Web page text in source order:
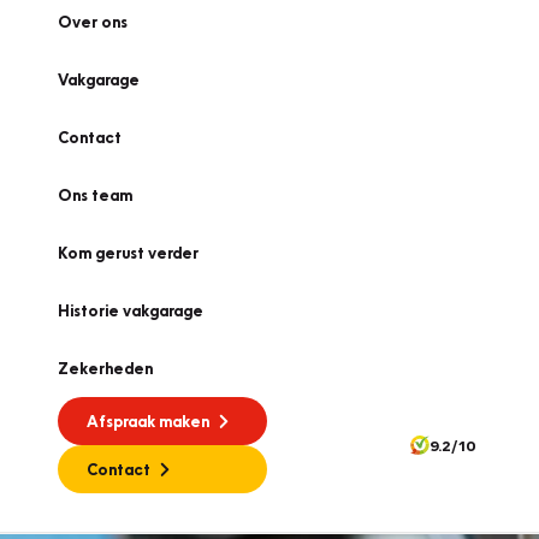
Over ons
Vakgarage
Contact
Ons team
Kom gerust verder
Historie vakgarage
Zekerheden
Afspraak maken
Contact
9.2/10